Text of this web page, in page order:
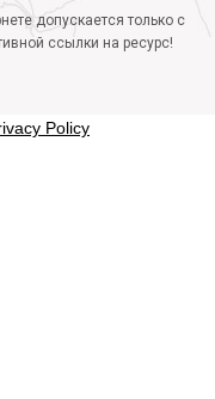
допускается только с
ссылки на ресурс!
Policy